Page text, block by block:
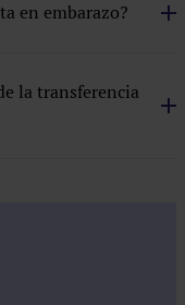
en embarazo?
la transferencia